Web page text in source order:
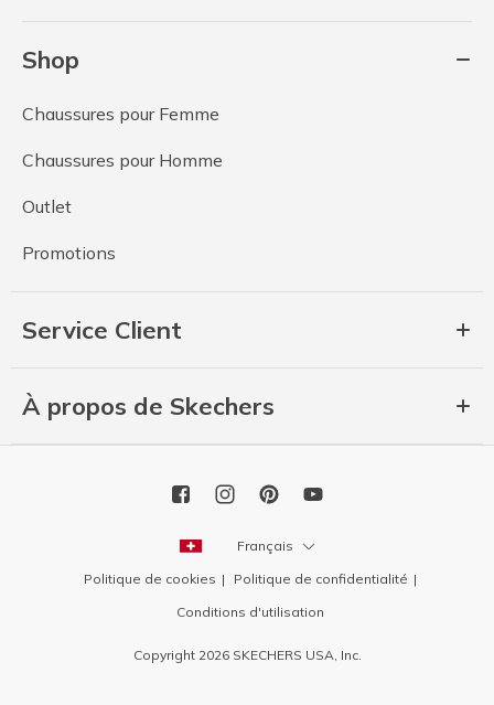
Shop
Chaussures pour Femme
Chaussures pour Homme
Outlet
Promotions
Service Client
À propos de Skechers
Français
Politique de cookies
Politique de confidentialité
Conditions d'utilisation
Copyright 2026 SKECHERS USA, Inc.